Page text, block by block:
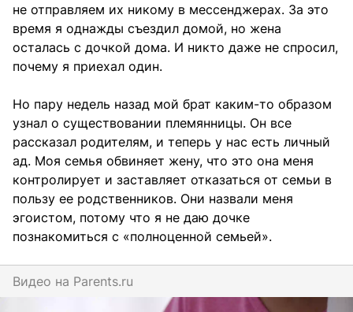
не отправляем их никому в мессенджерах. За это
время я однажды съездил домой, но жена
осталась с дочкой дома. И никто даже не спросил,
почему я приехал один.
Но пару недель назад мой брат каким-то образом
узнал о существовании племянницы. Он все
рассказал родителям, и теперь у нас есть личный
ад. Моя семья обвиняет жену, что это она меня
контролирует и заставляет отказаться от семьи в
пользу ее родственников. Они назвали меня
эгоистом, потому что я не даю дочке
познакомиться с «полноценной семьей».
Видео на parents.ru